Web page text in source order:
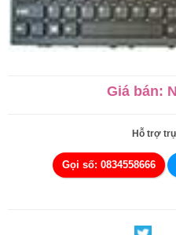
Giá bán:
Hỗ trợ
Gọi số: 0834558666